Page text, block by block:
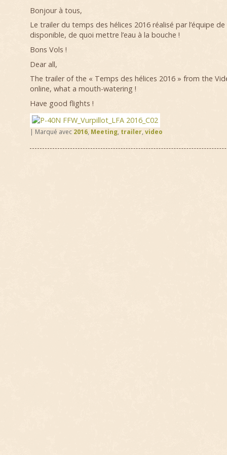
Bonjour à tous,
Le trailer du temps des hélices 2016 réalisé par l’équipe
disponible, de quoi mettre l’eau à la bouche !
Bons Vols !
Dear all,
The trailer of the « Temps des hélices 2016 » from the
online, what a mouth-watering !
Have good flights !
| Marqué avec 2016, Meeting, trailer, video